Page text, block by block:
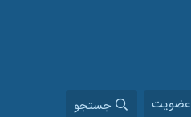
عضویت جستجو